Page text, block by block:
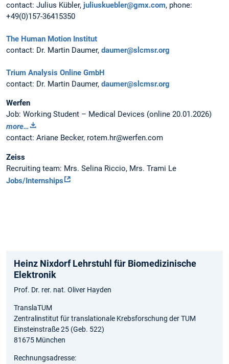
contact: Julius Kübler, juliuskuebler@gmx.com, phone:
+49(0)157-36415350
The Human Motion Institut
contact: Dr. Martin Daumer, daumer@slcmsr.org
Trium Analysis Online GmbH
contact: Dr. Martin Daumer, daumer@slcmsr.org
Werfen
Job: Working Student – Medical Devices (online 20.01.2026)
more…
contact: Ariane Becker, rotem.hr@werfen.com
Zeiss
Recruiting team: Mrs. Selina Riccio, Mrs. Trami Le
Jobs/Internships
Heinz Nixdorf Lehrstuhl für Biomedizinische
Elektronik
Prof. Dr. rer. nat. Oliver Hayden
TranslaTUM
Zentralinstitut für translationale Krebsforschung der TUM
Einsteinstraße 25 (Geb. 522)
81675 München
Rechnungsadresse: